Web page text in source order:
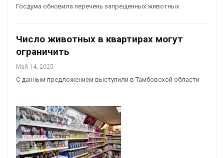
Госдума обновила перечень запрещенных животных
Число животных в квартирах могут
ограничить
Май 14, 2025
С данным предложением выступили в Тамбовской области